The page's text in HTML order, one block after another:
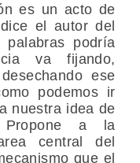
es un acto de
el autor del
podría
va fijando,
ese
podemos ir
nuestra idea de
a la
central del
que el